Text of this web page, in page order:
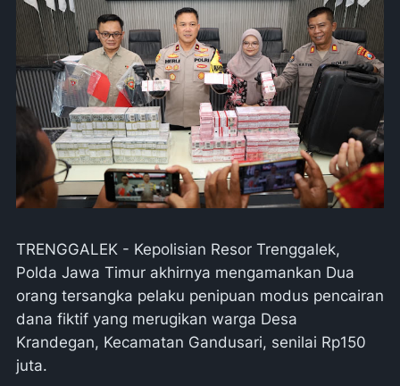
TRENGGALEK - Kepolisian Resor Trenggalek,
Polda Jawa Timur akhirnya mengamankan Dua
orang tersangka pelaku penipuan modus pencairan
dana fiktif yang merugikan warga Desa
Krandegan, Kecamatan Gandusari, senilai Rp150
juta.